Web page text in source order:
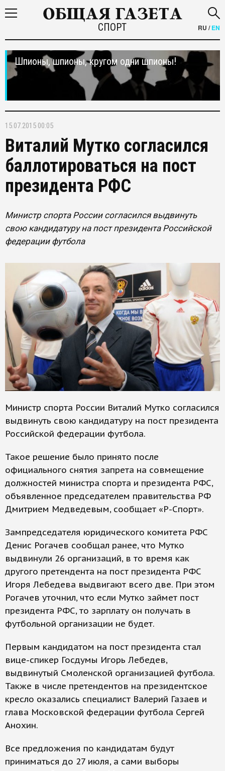
СПОРТ RU /EN
Шпионы, шпионы, кругом одни шпионы!
15.07.2015 00:05
Виталий Мутко согласился
баллотироваться на пост
президента РФС
Министр спорта России согласился выдвинуть
свою кандидатуру на пост президента Российской
федерации футбола
Министр спорта России Виталий Мутко согласился
выдвинуть свою кандидатуру на пост президента
Российской федерации футбола.
Такое решение было принято после
официального снятия запрета на совмещение
должностей министра спорта и президента РФС,
объявленное председателем правительства РФ
Дмитрием Медведевым, сообщает «Р-Спорт».
Зампредседателя юридического комитета РФС
Денис Рогачев сообщал ранее, что Мутко
выдвинули 26 организаций, в то время как
другого претендента на пост президента РФС
Игоря Лебедева выдвигают всего две. При этом
Рогачев уточнил, что если Мутко займет пост
президента РФС, то зарплату он получать в
футбольной организации не будет.
Первым кандидатом на пост президента стал
вице-спикер Госдумы Игорь Лебедев,
выдвинутый Смоленской организацией футбола.
Также в числе претендентов на президентское
кресло оказались специалист Валерий Газаев и
глава Московской федерации футбола Сергей
Анохин.
Все предложения по кандидатам будут
приниматься до 27 июля, а сами выборы